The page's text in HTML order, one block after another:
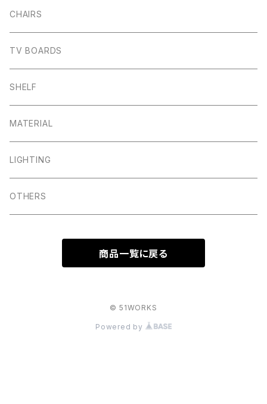
CHAIRS
TV BOARDS
SHELF
MATERIAL
LIGHTING
OTHERS
商品一覧に戻る
© 51WORKS
Powered by